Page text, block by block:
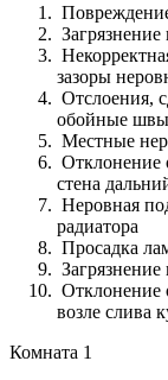
зазоры
Отслоения,
обойные швы
Местные
Отклонение
стена
Неровная
радиатора
Просадка
Отклонение
возле слива
Комната 1